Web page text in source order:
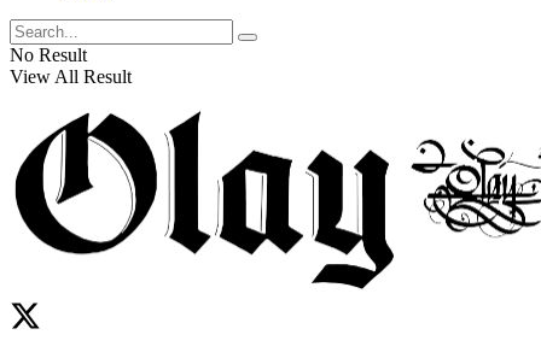
No Result
View All Result